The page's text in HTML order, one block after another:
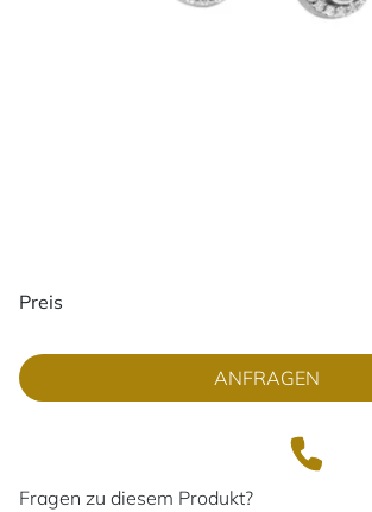
Preisinformationen
Preis
ANFRAGEN
Fragen zu diesem Produkt?